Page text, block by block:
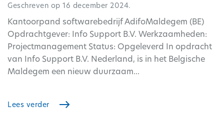
Geschreven op 16 december 2024.
Kantoorpand softwarebedrijf AdifoMaldegem (BE)
Opdrachtgever: Info Support B.V. Werkzaamheden:
Projectmanagement Status: Opgeleverd In opdracht
van Info Support B.V. Nederland, is in het Belgische
Maldegem een nieuw duurzaam...
Lees verder